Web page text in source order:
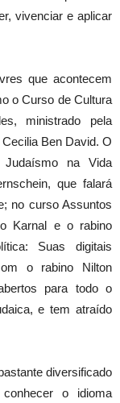
vivenciar e aplicar
que acontecem
o Curso de Cultura
ministrado pela
Ben David. O
na Vida
que falará
no curso Assuntos
Karnal e o rabino
Suas digitais
o rabino Nilton
para todo o
e tem atraído
diversificado
o idioma